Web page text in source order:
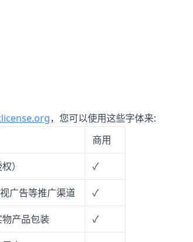
，您可以使用这些字体来:
商用
） ✓
广告等推广渠道 ✓
产品包装 ✓